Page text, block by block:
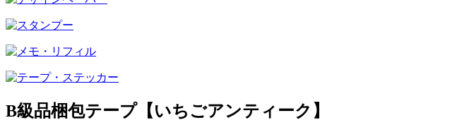
B級品梱包テープ【いちごアンティーク】